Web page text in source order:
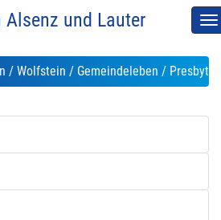
Alsenz und Lauter
/ Wolfstein / Gemeindeleben /